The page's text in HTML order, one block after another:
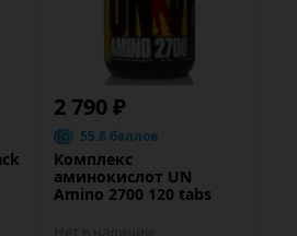
2 790 ₽
55.8 баллов
Комплекс
аминокислот UN
Amino 2700 120 tabs